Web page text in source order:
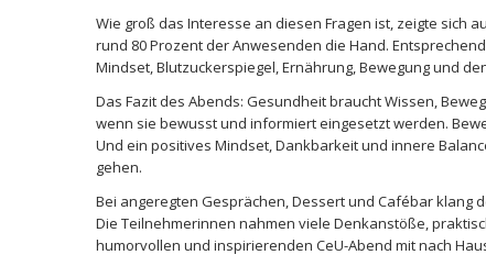
Wie groß das Interesse an diesen Fragen ist, zeigte sich
rund 80 Prozent der Anwesenden die Hand.
Mindset, Blutzuckerspiegel, Ernährung, Bewegung und
Das Fazit des Abends: Gesundheit braucht Wissen,
wenn sie bewusst und informiert eingesetzt werden.
Und ein positives Mindset, Dankbarkeit und innere
gehen.
Bei angeregten Gesprächen, Dessert und Cafébar klang
Die Teilnehmerinnen nahmen viele Denkanstöße,
humorvollen und inspirierenden CeU-Abend mit nach